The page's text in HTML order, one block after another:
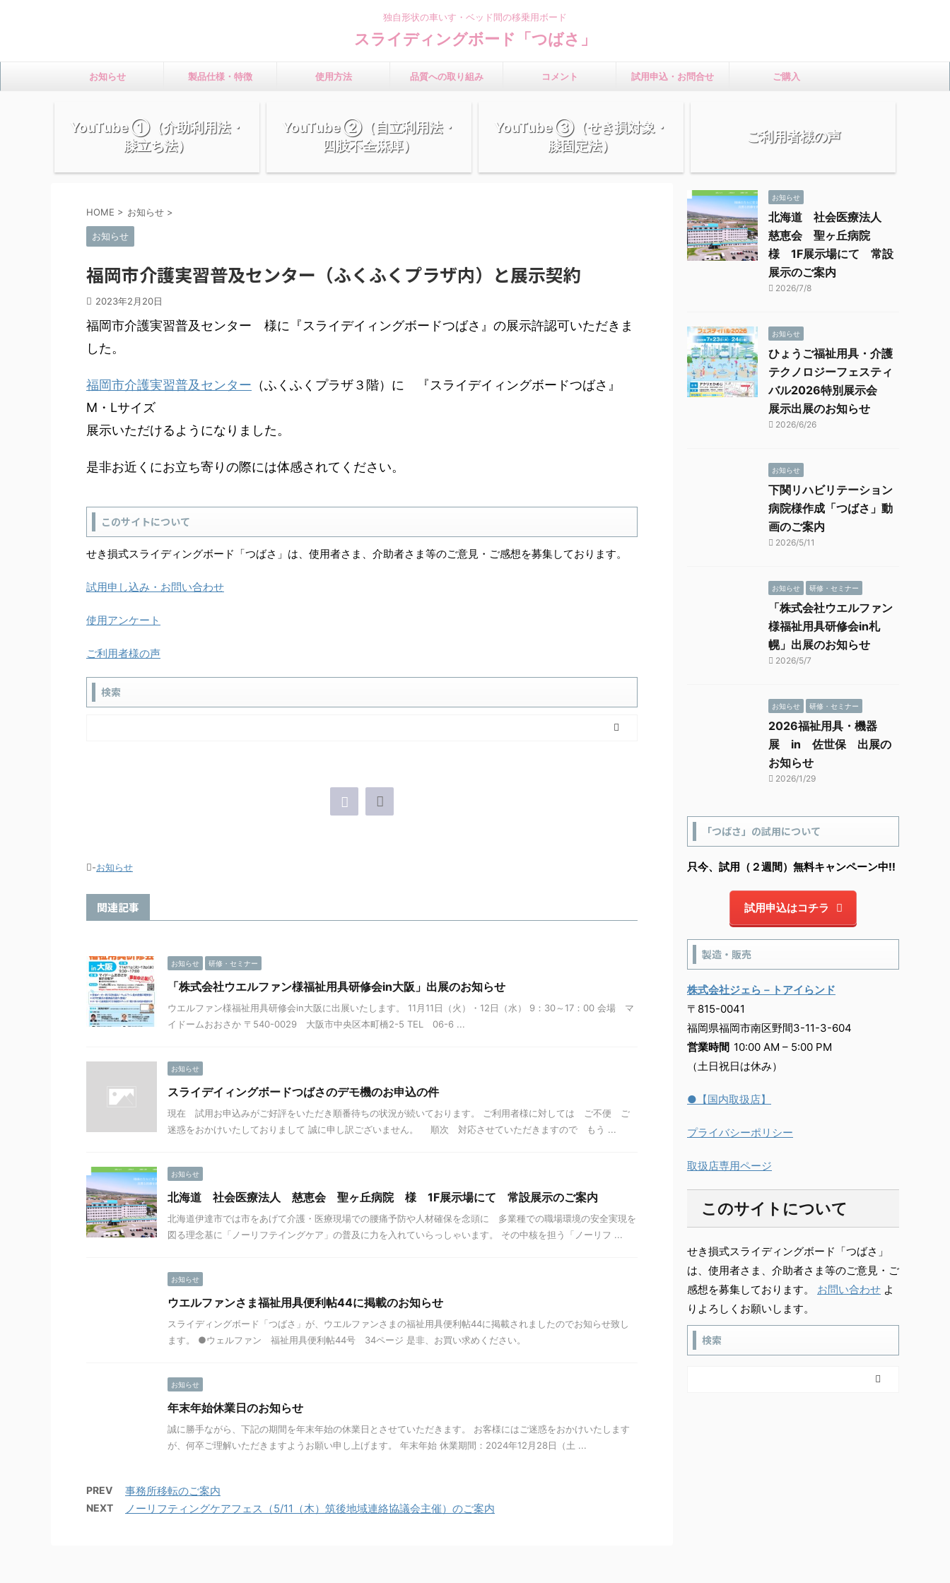
独自形状の車いす・ベッド間の移乗用ボード
スライディングボード「つばさ」
お知らせ 製品仕様・特徴 使用方法 品質への取り組み コメント 試用申込・お問合せ ご購入
YouTube ①（介助利用法・
膝立ち法）
YouTube ②（自立利用法・
四肢不全麻痺）
YouTube ③（せき損対象・
膝固定法）
ご利用者様の声
HOME > お知らせ >
お知らせ
福岡市介護実習普及センター（ふくふくプラザ内）と展示契約
2023年2月20日
福岡市介護実習普及センター 様に『スライデイィングボードつばさ』の展示許認可いただきま
した。
福岡市介護実習普及センター （ふくふくプラザ３階）に 『スライデイィングボードつばさ』
M・Lサイズ
展示いただけるようになりました。
是非お近くにお立ち寄りの際には体感されてください。
このサイトについて
せき損式スライディングボード「つばさ」は、使用者さま、介助者さま等のご意見・ご感想を募集しております。
試用申し込み・お問い合わせ
使用アンケート
ご利用者様の声
検索
-お知らせ
関連記事
お知らせ 研修・セミナー
「株式会社ウエルファン様福祉用具研修会in大阪」出展のお知らせ
ウエルファン様福祉用具研修会in大阪に出展いたします。 11月11日（火）・12日（水） 9：30～17：00 会場 マ
イドームおおさか 〒540-0029 大阪市中央区本町橋2-5 TEL 06-6 ...
お知らせ
スライデイィングボードつばさのデモ機のお申込の件
現在 試用お申込みがご好評をいただき順番待ちの状況が続いております。 ご利用者様に対しては ご不便 ご
迷惑をおかけいたしておりまして 誠に申し訳ございません。 順次 対応させていただきますので もう ...
お知らせ
北海道 社会医療法人 慈恵会 聖ヶ丘病院 様 1F展示場にて 常設展示のご案内
北海道伊達市では市をあげて介護・医療現場での腰痛予防や人材確保を念頭に 多業種での職場環境の安全実現を
図る理念基に「ノーリフテイングケア」の普及に力を入れていらっしゃいます。 その中核を担う「ノーリフ ...
お知らせ
ウエルファンさま福祉用具便利帖44に掲載のお知らせ
スライディングボード「つばさ」が、ウエルファンさまの福祉用具便利帖44に掲載されましたのでお知らせ致し
ます。 ●ウェルファン 福祉用具便利帖44号 34ページ 是非、お買い求めください。
お知らせ
年末年始休業日のお知らせ
誠に勝手ながら、下記の期間を年末年始の休業日とさせていただきます。 お客様にはご迷惑をおかけいたします
が、何卒ご理解いただきますようお願い申し上げます。 年末年始 休業期間：2024年12月28日（土 ...
PREV 事務所移転のご案内
NEXT ノーリフティングケアフェス（5/11（木）筑後地域連絡協議会主催）のご案内
お知らせ
北海道 社会医療法人
慈恵会 聖ヶ丘病院
様 1F展示場にて 常設
展示のご案内
2026/7/8
お知らせ
ひょうご福祉用具・介護
テクノロジーフェスティ
バル2026特別展示会
展示出展のお知らせ
2026/6/26
お知らせ
下関リハビリテーション
病院様作成「つばさ」動
画のご案内
2026/5/11
お知らせ 研修・セミナー
「株式会社ウエルファン
様福祉用具研修会in札
幌」出展のお知らせ
2026/5/7
お知らせ 研修・セミナー
2026福祉用具・機器
展 in 佐世保 出展の
お知らせ
2026/1/29
「つばさ」の試用について
只今、試用（２週間）無料キャンペーン中!!
試用申込はコチラ
製造・販売
株式会社ジェら－トアイらンド
〒815-0041
福岡県福岡市南区野間3-11-3-604
営業時間 10:00 AM – 5:00 PM
（土日祝日は休み）
●【国内取扱店】
プライバシーポリシー
取扱店専用ページ
このサイトについて
せき損式スライディングボード「つばさ」
は、使用者さま、介助者さま等のご意見・ご
感想を募集しております。 お問い合わせ よ
りよろしくお願いします。
検索